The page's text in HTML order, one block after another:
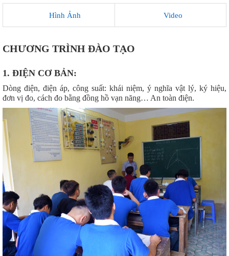
Hình Ảnh Video
CHƯƠNG TRÌNH ĐÀO TẠO
1. ĐIỆN CƠ BẢN:
Dòng điện, điện áp, công suất: khái niệm, ý nghĩa vật lý, ký hiệu,
đơn vị đo, cách đo bằng đồng hồ vạn năng… An toàn điện.